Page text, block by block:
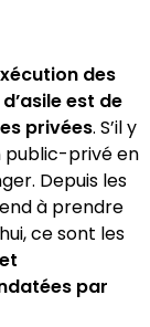
des
est de
privées. S’il y
public-privé en
Depuis les
à prendre
ce sont les
par